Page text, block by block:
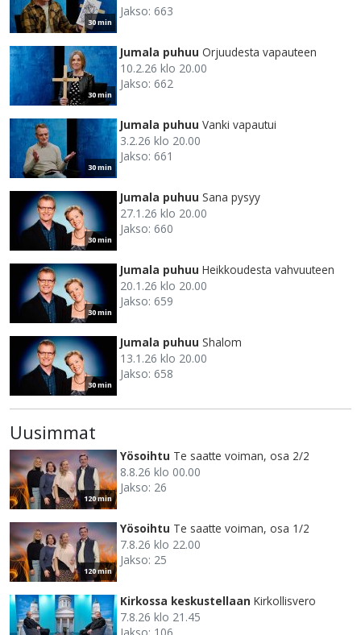
30 min
Jakso: 663
30 min
Jumala puhuu Orjuudesta vapauteen
10.2.26 klo 20.00
Jakso: 662
30 min
Jumala puhuu Vanki vapautui
3.2.26 klo 20.00
Jakso: 661
30 min
Jumala puhuu Sana pysyy
27.1.26 klo 20.00
Jakso: 660
30 min
Jumala puhuu Heikkoudesta vahvuuteen
20.1.26 klo 20.00
Jakso: 659
30 min
Jumala puhuu Shalom
13.1.26 klo 20.00
Jakso: 658
Uusimmat
120 min
Yösoihtu Te saatte voiman, osa 2/2
8.8.26 klo 00.00
Jakso: 26
120 min
Yösoihtu Te saatte voiman, osa 1/2
7.8.26 klo 22.00
Jakso: 25
Kirkossa keskustellaan Kirkollisvero
7.8.26 klo 21.45